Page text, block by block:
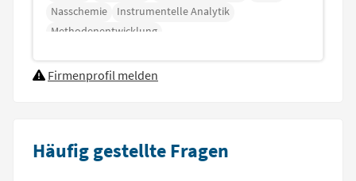
Nasschemie
Instrumentelle Analytik
Methodenentwicklung
Firmenprofil melden
Häufig gestellte Fragen